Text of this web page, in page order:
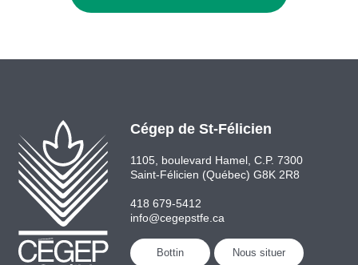
Cégep de St-Félicien
1105, boulevard Hamel, C.P. 7300
Saint-Félicien (Québec) G8K 2R8
418 679-5412
info@cegepstfe.ca
Bottin Nous situer